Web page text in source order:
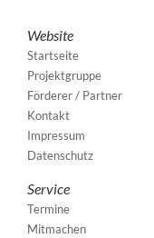
Website
Startseite
Projektgruppe
Förderer / Partner
Kontakt
Impressum
Datenschutz
Service
Termine
Mitmachen